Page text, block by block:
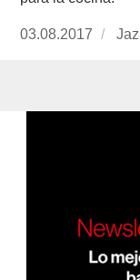
Publicado
03.08.2017